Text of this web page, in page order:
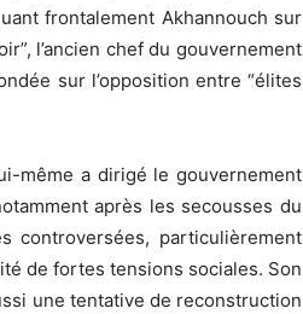
frontalement Akhannouch sur
l’ancien chef du gouvernement
sur l’opposition entre “élites
même a dirigé le gouvernement
après les secousses du
controversées, particulièrement
de fortes tensions sociales. Son
une tentative de reconstruction